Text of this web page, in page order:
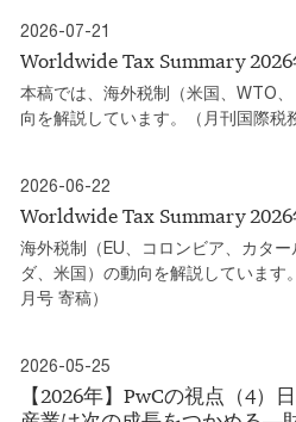
2026-07-21
Worldwide Tax Summary
本稿では、海外税制（米国、WTO
向を解説しています。（月刊国際税
2026-06-22
Worldwide Tax Summary
海外税制（EU、コロンビア、カター
ダ、米国）の動向を解説しています
月号 寄稿）
2026-05-25
【2026年】PwCの視点（4）